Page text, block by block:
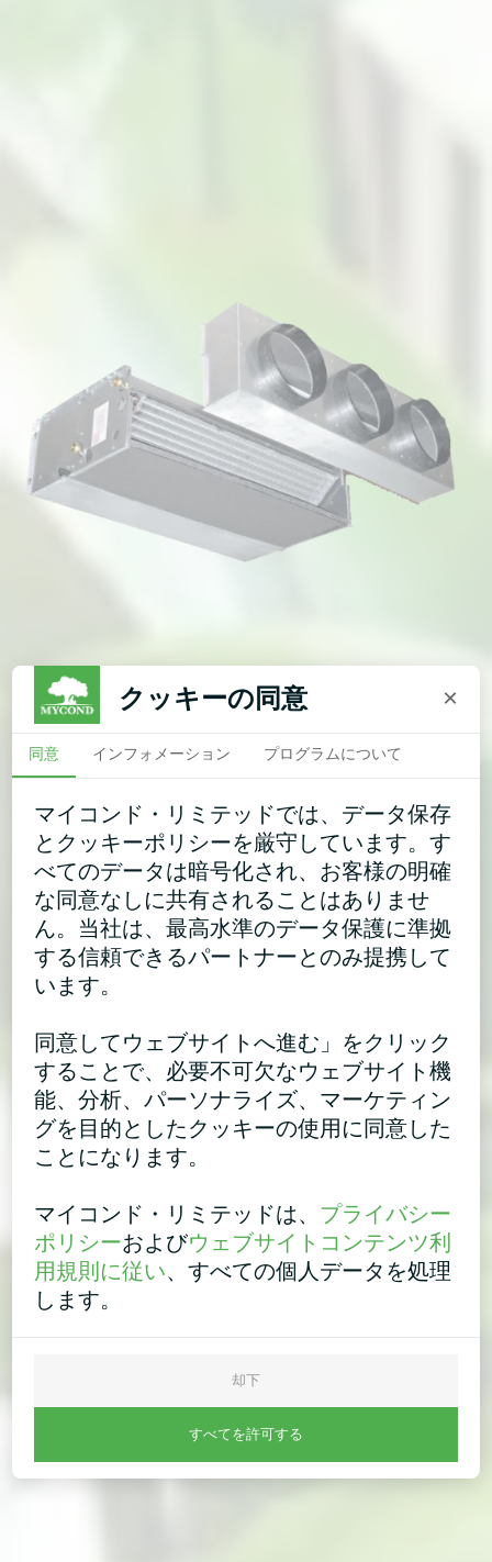
クッキーの同意 ×
同意 インフォメーション プログラムについて
マイコンド・リミテッドでは、データ保存
とクッキーポリシーを厳守しています。す
べてのデータは暗号化され、お客様の明確
な同意なしに共有されることはありませ
ん。当社は、最高水準のデータ保護に準拠
する信頼できるパートナーとのみ提携して
います。
同意してウェブサイトへ進む」をクリック
することで、必要不可欠なウェブサイト機
能、分析、パーソナライズ、マーケティン
グを目的としたクッキーの使用に同意した
ことになります。
マイコンド・リミテッドは、 プライバシー
ポリシーおよびウェブサイトコンテンツ利
用規則に従い、すべての個人データを処理
します。
却下
すべてを許可する